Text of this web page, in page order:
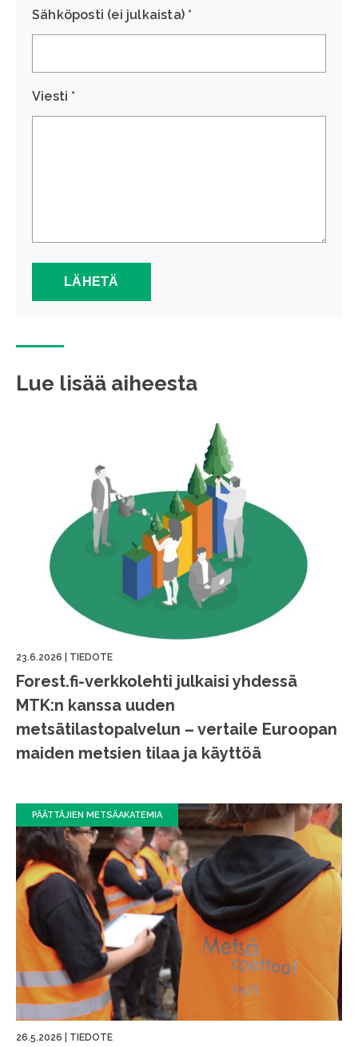
Sähköposti (ei julkaista) *
Viesti *
Lue lisää aiheesta
23.6.2026 TIEDOTE
Forest.fi-verkkolehti julkaisi yhdessä
MTK:n kanssa uuden
metsätilastopalvelun – vertaile Euroopan
maiden metsien tilaa ja käyttöä
PÄÄTTÄJIEN METSÄAKATEMIA
26.5.2026 TIEDOTE